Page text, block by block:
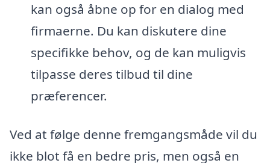
kan også åbne op for en dialog med
firmaerne. Du kan diskutere dine
specifikke behov, og de kan muligvis
tilpasse deres tilbud til dine
præferencer.
Ved at følge denne fremgangsmåde vil du
ikke blot få en bedre pris, men også en